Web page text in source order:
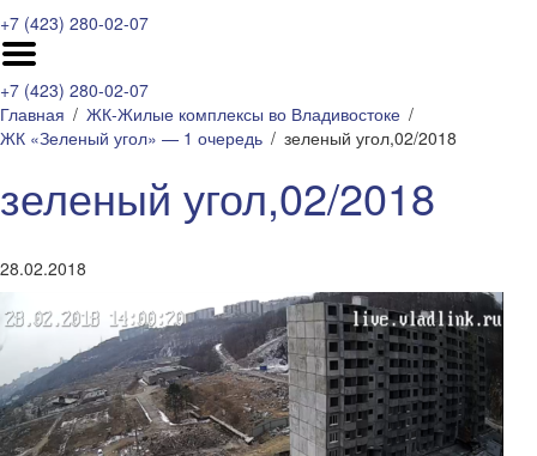
+7 (423) 280-02-07
+7 (423) 280-02-07
Главная
ЖК-Жилые комплексы во Владивостоке
ЖК «Зеленый угол» — 1 очередь
зеленый угол,02/2018
зеленый угол,02/2018
28.02.2018